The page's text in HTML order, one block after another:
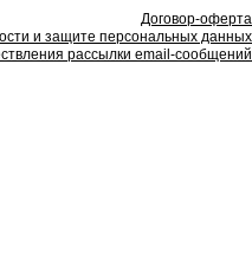
Договор-оферта
и защите персональных данных
рассылки email-сообщений